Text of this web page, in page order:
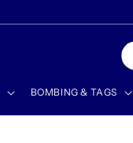
BOMBING & TAGS